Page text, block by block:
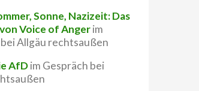
Sonne, Nazizeit: Das
Voice of Angerim
Allgäu rechtsaußen
AfDim Gespräch bei